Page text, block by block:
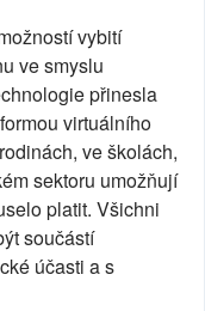
vybití
ve smyslu
přinesla
virtuálního
ve školách,
sektoru umožňují
platit. Všichni
součástí
účasti a s